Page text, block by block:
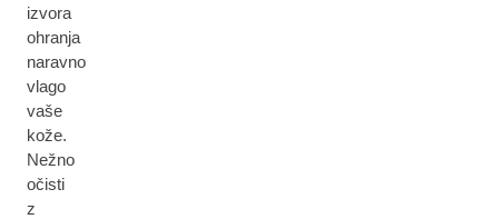
izvora
ohranja
naravno
vlago
vaše
kože.
Nežno
očisti
z